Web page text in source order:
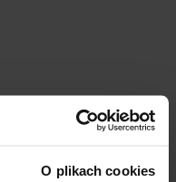
O plikach cookies